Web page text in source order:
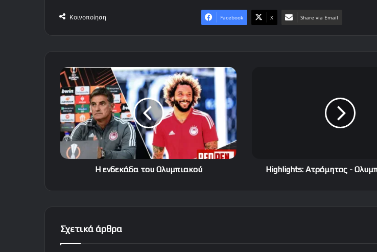
Κοινοποίηση Facebook X Share via Email
Η
ενδεκάδα
του
Ολυμπιακού
Η ενδεκάδα του Ολυμπιακού Highlights: Ατρόμητος -
Σχετικά άρθρα